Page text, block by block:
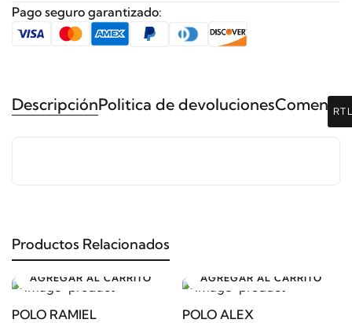
Pago seguro garantizado:
DescripciónPolitica de devoluciones
Productos Relacionados
AGREGAR AL CARRITO
POLO RAMIEL
AGREGAR AL CARRITO
POLO ALEX